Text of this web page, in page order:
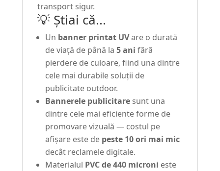
transport sigur.
💡 Știai că...
Un banner printat UVare o durată
de viață de până la 5 ani fără
pierdere de culoare, fiind una dintre
cele mai durabile soluții de
publicitate outdoor.
Bannerele publicitaresunt una
dintre cele mai eficiente forme de
promovare vizuală — costul pe
afișare este de peste 10 ori mai mic
decât reclamele digitale.
Materialul PVC de 440 microni este